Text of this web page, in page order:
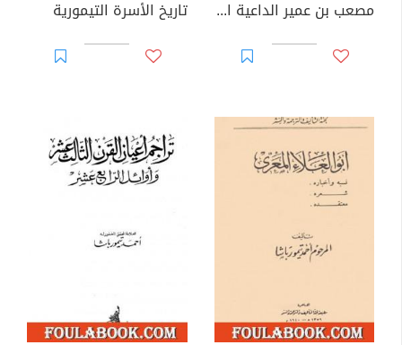
مصعب بن عمير الداعية المجاهد تاريخ الأسرة التيمورية